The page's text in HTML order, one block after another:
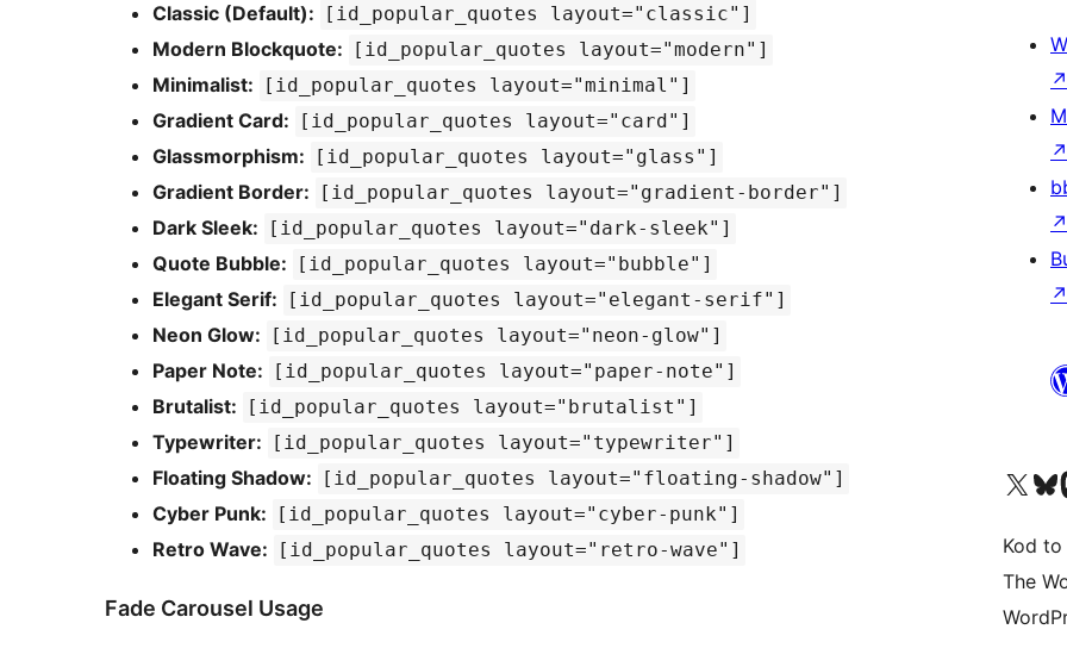
Classic (Default): [id_popular_quotes layout="classic"]
Modern Blockquote: [id_popular_quotes layout="modern"]
Minimalist: [id_popular_quotes layout="minimal"]
Gradient Card: [id_popular_quotes layout="card"]
Glassmorphism: [id_popular_quotes layout="glass"]
Gradient Border: [id_popular_quotes layout="gradient-border"]
Dark Sleek: [id_popular_quotes layout="dark-sleek"]
Quote Bubble: [id_popular_quotes layout="bubble"]
Elegant Serif: [id_popular_quotes layout="elegant-serif"]
Neon Glow: [id_popular_quotes layout="neon-glow"]
Paper Note: [id_popular_quotes layout="paper-note"]
Brutalist: [id_popular_quotes layout="brutalist"]
Typewriter: [id_popular_quotes layout="typewriter"]
Floating Shadow: [id_popular_quotes layout="floating-shadow"]
Cyber Punk: [id_popular_quotes layout="cyber-punk"]
Retro Wave: [id_popular_quotes layout="retro-wave"]
Fade Carousel Usage
↗
↗
↗
↗
Odwiedź nasze
Kod
The